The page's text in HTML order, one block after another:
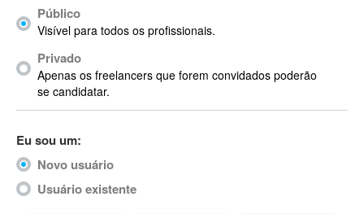
ACPI
Acrobat
Acrobat X
Acronis
ACT
Actimize
ActionScript
ActionScript 3
Público
Visível para todos os profissionais.
Privado
Apenas os freelancers que forem convidados poderão
se candidatar.
Eu sou um:
Novo usuário
Usuário existente